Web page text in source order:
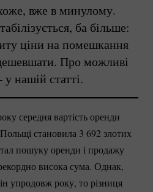
вже в минулому.
ба більше:
ціни на помешкання
Про можливі
нашій статті.
середня вартість оренди
становила 3 692 злотих
пошуку оренди і продажу
висока сума. Однак,
упродовж року, то різниця